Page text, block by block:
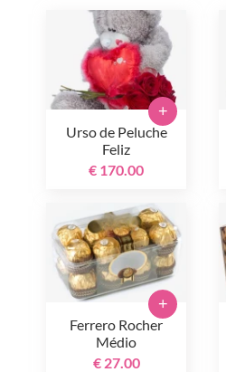
Urso de Peluche
Feliz
€ 170.00
+
Ferrero Rocher
Médio
€ 27.00
+